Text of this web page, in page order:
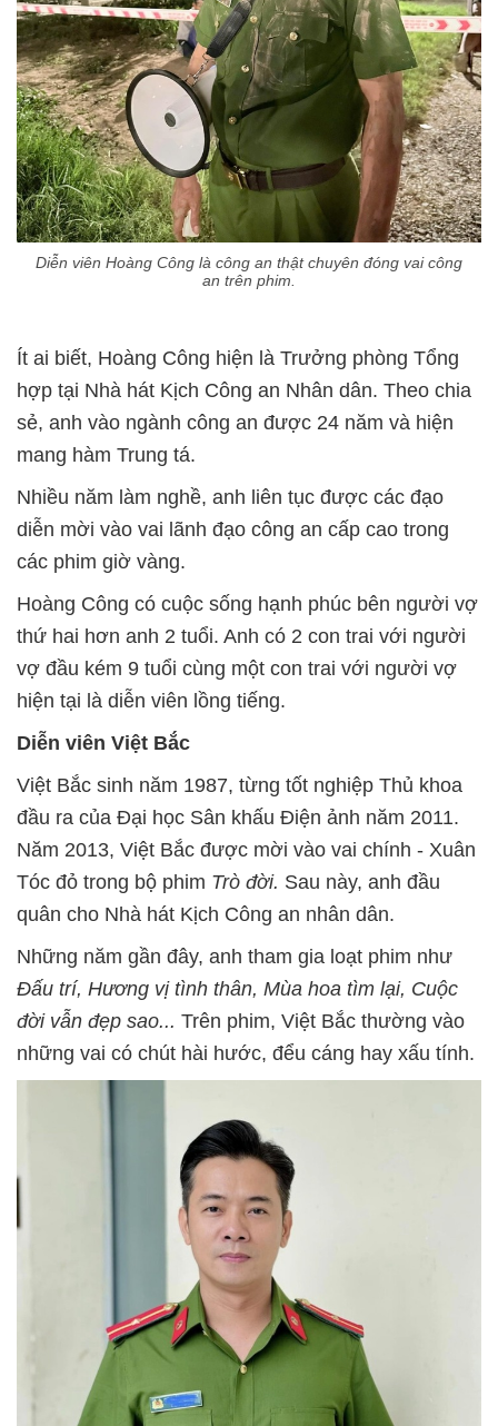
Diễn viên Hoàng Công là công an thật chuyên đóng vai công
an trên phim.
Ít ai biết, Hoàng Công hiện là Trưởng phòng Tổng
hợp tại Nhà hát Kịch Công an Nhân dân. Theo chia
sẻ, anh vào ngành công an được 24 năm và hiện
mang hàm Trung tá.
Nhiều năm làm nghề, anh liên tục được các đạo
diễn mời vào vai lãnh đạo công an cấp cao trong
các phim giờ vàng.
Hoàng Công có cuộc sống hạnh phúc bên người vợ
thứ hai hơn anh 2 tuổi. Anh có 2 con trai với người
vợ đầu kém 9 tuổi cùng một con trai với người vợ
hiện tại là diễn viên lồng tiếng.
Diễn viên Việt Bắc
Việt Bắc sinh năm 1987, từng tốt nghiệp Thủ khoa
đầu ra của Đại học Sân khấu Điện ảnh năm 2011.
Năm 2013, Việt Bắc được mời vào vai chính - Xuân
Tóc đỏ trong bộ phim Trò đời. Sau này, anh đầu
quân cho Nhà hát Kịch Công an nhân dân.
Những năm gần đây, anh tham gia loạt phim như
Đấu trí, Hương vị tình thân, Mùa hoa tìm lại, Cuộc
đời vẫn đẹp sao... Trên phim, Việt Bắc thường vào
những vai có chút hài hước, đểu cáng hay xấu tính.